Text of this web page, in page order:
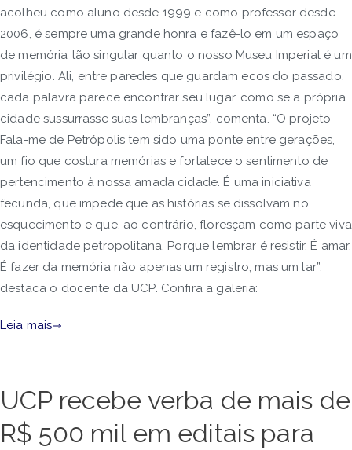
acolheu como aluno desde 1999 e como professor desde
2006, é sempre uma grande honra e fazê-lo em um espaço
de memória tão singular quanto o nosso Museu Imperial é um
privilégio. Ali, entre paredes que guardam ecos do passado,
cada palavra parece encontrar seu lugar, como se a própria
cidade sussurrasse suas lembranças”, comenta. “O projeto
Fala-me de Petrópolis tem sido uma ponte entre gerações,
um fio que costura memórias e fortalece o sentimento de
pertencimento à nossa amada cidade. É uma iniciativa
fecunda, que impede que as histórias se dissolvam no
esquecimento e que, ao contrário, floresçam como parte viva
da identidade petropolitana. Porque lembrar é resistir. É amar.
É fazer da memória não apenas um registro, mas um lar”,
destaca o docente da UCP. Confira a galeria:
Leia mais
UCP recebe verba de mais de
R$ 500 mil em editais para